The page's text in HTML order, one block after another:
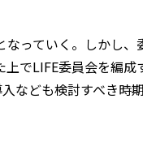
っていく。しかし
でLIFE委員会を編成
なども検討すべき時期